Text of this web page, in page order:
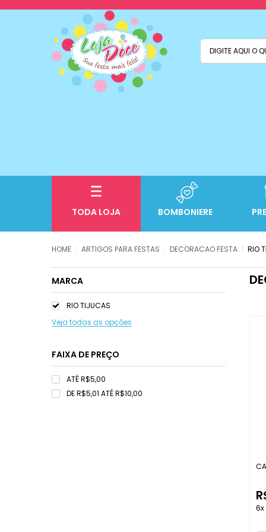
TODA LOJA BOMBONIERE
ARTIGOS PARA FESTAS DECORACAO FESTA RIO
MARCA
RIO TIJUCAS
Veja todas as opções
FAIXA DE PREÇO
ATÉ R$5,00
DE R$5,01 ATÉ R$10,00
6x